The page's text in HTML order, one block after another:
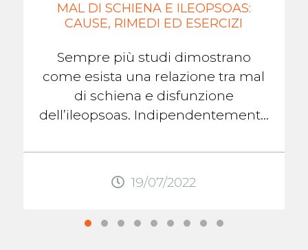
MAL DI SCHIENA E ILEOPSOAS:
CAUSE, RIMEDI ED ESERCIZI
Sempre più studi dimostrano
come esista una relazione tra mal
di schiena e disfunzione
dell’ileopsoas. Indipendentemente
lombare, in ...
19/07/2022